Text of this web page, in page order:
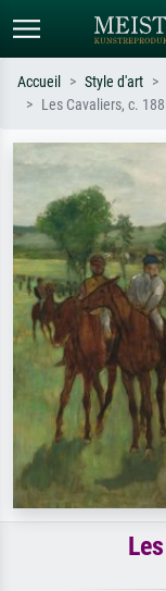
Recherchez par artiste,
ex. Monet, Nuit
impressionnisme, vague
nu.
Accueil Style d'art
Les Cavaliers, c.